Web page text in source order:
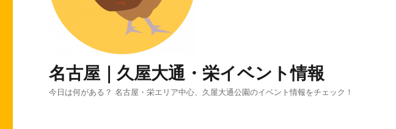
名古屋｜久屋大通・栄イベント情報
今日は何がある？ 名古屋・栄エリア中心、久屋大通公園のイベント情報をチェック！